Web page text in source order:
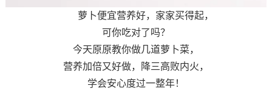
萝卜便宜营养好，家家买得起，
可你吃对了吗？
今天原原教你做几道萝卜菜，
营养加倍又好做，降三高败内火，
学会安心度过一整年！